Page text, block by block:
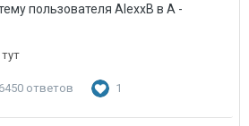
пользователя AlexxB в A -
ответов 1